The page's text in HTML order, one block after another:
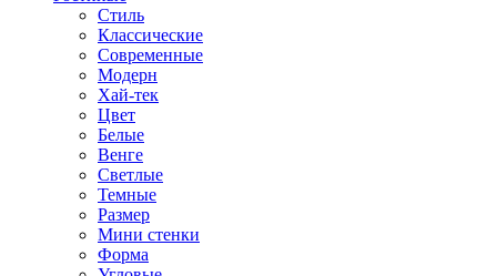
Стиль
Классические
Современные
Модерн
Хай-тек
Цвет
Белые
Венге
Светлые
Темные
Размер
Мини стенки
Форма